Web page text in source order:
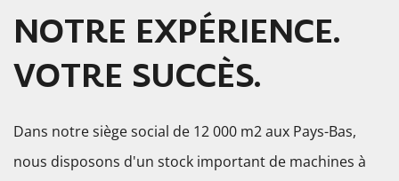
NOTRE EXPÉRIENCE.
VOTRE SUCCÈS.
Dans notre siège social de 12 000 m2 aux Pays-Bas,
nous disposons d'un stock important de machines à